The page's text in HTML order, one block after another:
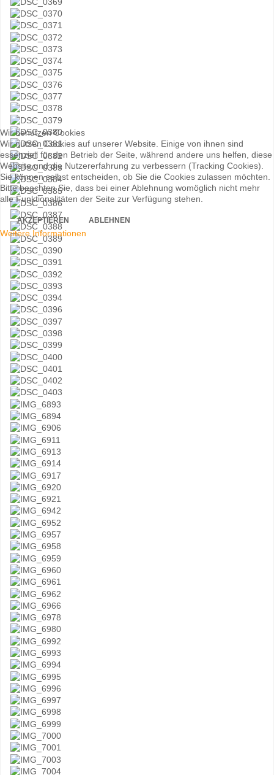
Wir benutzen Cookies
Wir nutzen Cookies auf unserer Website. Einige von ihnen sind
essenziell für den Betrieb der Seite, während andere uns helfen, diese
Website und die Nutzererfahrung zu verbessern (Tracking Cookies).
Sie können selbst entscheiden, ob Sie die Cookies zulassen möchten.
Bitte beachten Sie, dass bei einer Ablehnung womöglich nicht mehr
alle Funktionalitäten der Seite zur Verfügung stehen.
AKZEPTIEREN ABLEHNEN
Weitere Informationen